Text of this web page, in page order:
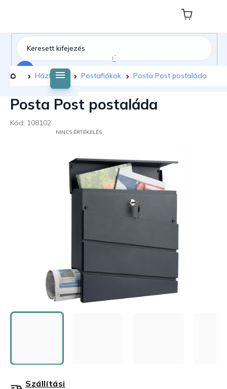
tartalomhoz
Kosár
Kezdőlap
Háztartás Postafiókok Posta Post postaláda
Posta Post postaláda
Kód: 108102
NINCS ÉRTÉKELÉS
Szállítási